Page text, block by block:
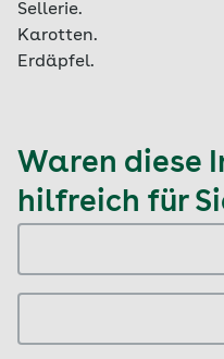
Sellerie.
Karotten.
Erdäpfel.
Waren diese
hilfreich für